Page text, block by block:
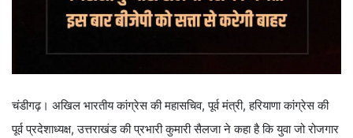
चंडीगढ़। अखिल भारतीय कांग्रेस की महासचिव, पूर्व मंत्री, हरियाणा कांग्रेस की
पूर्व प्रदेशाध्यक्ष, उत्तराखंड की प्रभारी कुमारी सैलजा ने कहा है कि युवा जो रोजगार